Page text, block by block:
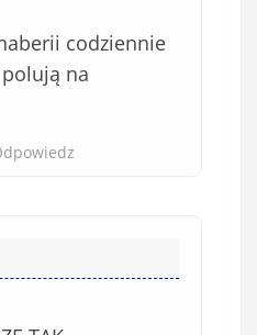
codziennie
na